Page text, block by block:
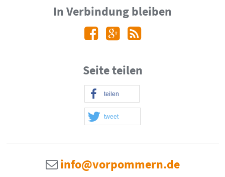
In Verbindung bleiben
Seite teilen
teilen
tweet
info@vorpommern.de